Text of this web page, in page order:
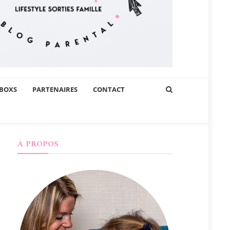
PARTENAIRES CONTACT
À PROPOS